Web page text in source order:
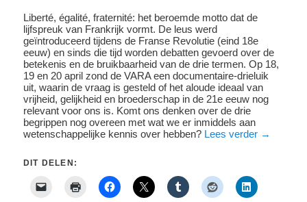
Liberté, égalité, fraternité: het beroemde motto dat de
lijfspreuk van Frankrijk vormt. De leus werd
geïntroduceerd tijdens de Franse Revolutie (eind 18e
eeuw) en sinds die tijd worden debatten gevoerd over de
betekenis en de bruikbaarheid van de drie termen. Op 18,
19 en 20 april zond de VARA een documentaire-drieluik
uit, waarin de vraag is gesteld of het aloude ideaal van
vrijheid, gelijkheid en broederschap in de 21e eeuw nog
relevant voor ons is. Komt ons denken over de drie
begrippen nog overeen met wat we er inmiddels aan
wetenschappelijke kennis over hebben? Lees verder →
DIT DELEN: